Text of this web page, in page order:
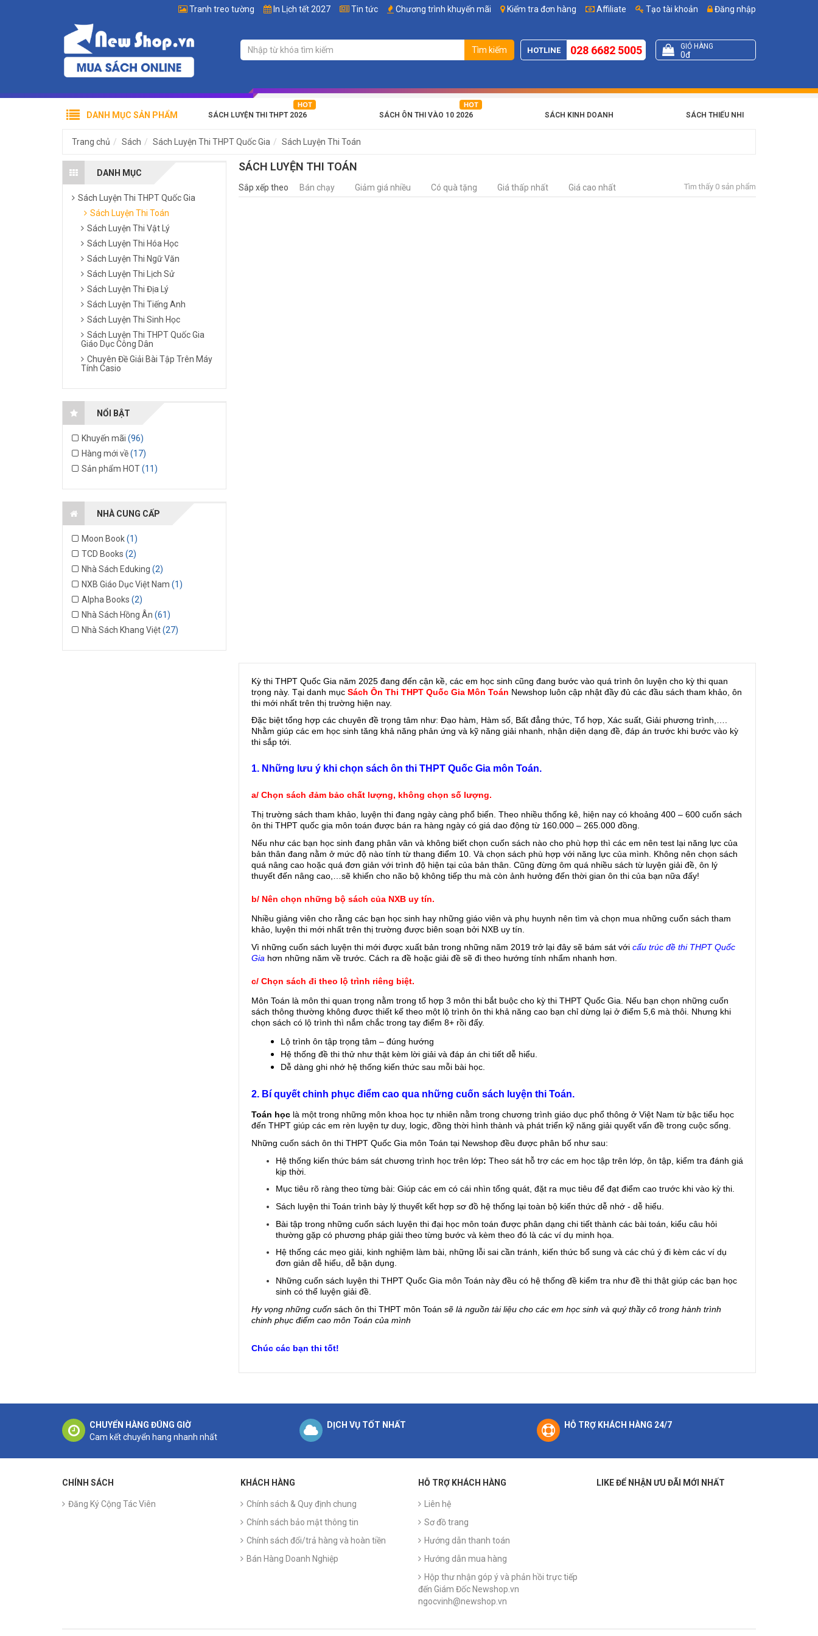
Affiliate Tạo tài khoản Đăng nhập
Tranh treo tường In Lịch tết 2027 Tin tức Chương trình khuyến mãi Kiểm tra đơn hàng
Tìm kiếm HOTLINE 028 6682 5005 GIỎ HÀNG
0đ
SÁCH LUYỆN THI THPT 2026 SÁCH ÔN THI VÀO 10 2026 SÁCH KINH DOANH SÁCH THIẾU NHI
DANH MỤC SẢN PHẨM
Trang chủ Sách Sách Luyện Thi THPT Quốc Gia Sách Luyện Thi Toán
DANH MỤC
Sách Luyện Thi THPT Quốc Gia
Sách Luyện Thi Toán
Sách Luyện Thi Vật Lý
Sách Luyện Thi Hóa Học
Sách Luyện Thi Ngữ Văn
Sách Luyện Thi Lịch Sử
Sách Luyện Thi Địa Lý
Sách Luyện Thi Tiếng Anh
Sách Luyện Thi Sinh Học
Sách Luyện Thi THPT Quốc Gia
Giáo Dục Công Dân
Chuyên Đề Giải Bài Tập Trên Máy
Tính Casio
NỔI BẬT
Khuyến mãi (96)
Hàng mới về(17)
Sản phẩm HOT(11)
NHÀ CUNG CẤP
Moon Book(1)
TCD Books (2)
Nhà Sách Eduking (2)
NXB Giáo Dục Việt Nam (1)
Alpha Books (2)
Nhà Sách Hồng Ân (61)
Nhà Sách Khang Việt(27)
SÁCH LUYỆN THI TOÁN
Sắp xếp theo Bán chạy Giảm giá nhiều Có quà tặng Giá thấp nhất Giá cao nhất Tìm thấy 0 sản phẩm
Kỳ thi THPT Quốc Gia năm 2025 đang đến cận kề, các em học sinh cũng đang bước vào quá trình ôn luyện cho kỳ thi quan
trọng này. Tại danh mục Sách Ôn Thi THPT Quốc Gia Môn Toán Newshop luôn cập nhật đầy đủ các đầu sách tham khảo, ôn
thi mới nhất trên thị trường hiện nay.
Đặc biệt tổng hợp các chuyên đề trọng tâm như: Đạo hàm, Hàm số, Bất đẳng thức, Tổ hợp, Xác suất, Giải phương trình,….
Nhằm giúp các em học sinh tăng khả năng phản ứng và kỹ năng giải nhanh, nhận diện dạng đề, đáp án trước khi bước vào kỳ
thi sắp tới.
1. Những lưu ý khi chọn sách ôn thi THPT Quốc Gia môn Toán.
a/ Chọn sách đảm bảo chất lượng, không chọn số lượng.
Thị trường sách tham khảo, luyện thi đang ngày càng phổ biến. Theo nhiều thống kê, hiện nay có khoảng 400 – 600 cuốn sách
ôn thi THPT quốc gia môn toán được bán ra hàng ngày có giá dao động từ 160.000 – 265.000 đồng.
Nếu như các bạn học sinh đang phân vân và không biết chọn cuốn sách nào cho phù hợp thì các em nên test lại năng lực của
bản thân đang nằm ở mức độ nào tính từ thang điểm 10. Và chọn sách phù hợp với năng lực của mình. Không nên chọn sách
quá nâng cao hoặc quá đơn giản với trình độ hiện tại của bản thân. Cũng đừng ôm quá nhiều sách từ luyện giải đề, ôn lý
thuyết đến nâng cao,…sẽ khiến cho não bộ không tiếp thu mà còn ảnh hưởng đến thời gian ôn thi của bạn nữa đấy!
b/ Nên chọn những bộ sách của NXB uy tín.
Nhiều giảng viên cho rằng các bạn học sinh hay những giáo viên và phụ huynh nên tìm và chọn mua những cuốn sách tham
khảo, luyện thi mới nhất trên thị trường được biên soạn bởi NXB uy tín.
Vì những cuốn sách luyện thi mới được xuất bản trong những năm 2019 trở lại đây sẽ bám sát với cấu trúc đề thi THPT Quốc
Gia hơn những năm về trước. Cách ra đề hoặc giải đề sẽ đi theo hướng tính nhẩm nhanh hơn.
c/ Chọn sách đi theo lộ trình riêng biệt.
Môn Toán là môn thi quan trọng nằm trong tổ hợp 3 môn thi bắt buộc cho kỳ thi THPT Quốc Gia. Nếu bạn chọn những cuốn
sách thông thường không được thiết kế theo một lộ trình ôn thi khả năng cao bạn chỉ dừng lại ở điểm 5,6 mà thôi. Nhưng khi
chọn sách có lộ trình thì nắm chắc trong tay điểm 8+ rồi đấy.
Lộ trình ôn tập trọng tâm – đúng hướng
Hệ thống đề thi thử như thật kèm lời giải và đáp án chi tiết dễ hiểu.
Dễ dàng ghi nhớ hệ thống kiến thức sau mỗi bài học.
2. Bí quyết chinh phục điểm cao qua những cuốn sách luyện thi Toán.
Toán học là một trong những môn khoa học tự nhiên nằm trong chương trình giáo dục phổ thông ở Việt Nam từ bậc tiểu học
đến THPT giúp các em rèn luyện tự duy, logic, đồng thời hình thành và phát triển kỹ năng giải quyết vấn đề trong cuộc sống.
Những cuốn sách ôn thi THPT Quốc Gia môn Toán tại Newshop đều được phân bố như sau:
Hệ thống kiến thức bám sát chương trình học trên lớp: Theo sát hỗ trợ các em học tập trên lớp, ôn tập, kiểm tra đánh giá
kịp thời.
Mục tiêu rõ ràng theo từng bài: Giúp các em có cái nhìn tổng quát, đặt ra mục tiêu để đạt điểm cao trước khi vào kỳ thi.
Sách luyện thi Toán trình bày lý thuyết kết hợp sơ đồ hệ thống lại toàn bộ kiến thức dễ nhớ - dễ hiểu.
Bài tập trong những cuốn sách luyện thi đại học môn toán được phân dạng chi tiết thành các bài toán, kiểu câu hỏi
thường gặp có phương pháp giải theo từng bước và kèm theo đó là các ví dụ minh họa.
Hệ thống các mẹo giải, kinh nghiệm làm bài, những lỗi sai cần tránh, kiến thức bổ sung và các chú ý đi kèm các ví dụ
đơn giản dễ hiểu, dễ bận dụng.
Những cuốn sách luyện thi THPT Quốc Gia môn Toán này đều có hệ thống đề kiểm tra như đề thi thật giúp các bạn học
sinh có thể luyện giải đề.
Hy vọng những cuốn sách ôn thi THPT môn Toán sẽ là nguồn tài liệu cho các em học sinh và quý thầy cô trong hành trình
chinh phục điểm cao môn Toán của mình
Chúc các bạn thi tốt!
CHUYỂN HÀNG ĐÚNG GIỜ
Cam kết chuyển hang nhanh nhất
DỊCH VỤ TỐT NHẤT HỖ TRỢ KHÁCH HÀNG 24/7
CHÍNH SÁCH
Đăng Ký Cộng Tác Viên
KHÁCH HÀNG
Chính sách & Quy định chung
Chính sách bảo mật thông tin
Chính sách đổi/trả hàng và hoàn tiền
Bán Hàng Doanh Nghiệp
HỖ TRỢ KHÁCH HÀNG
Liên hệ
Sơ đồ trang
Hướng dẫn thanh toán
Hướng dẫn mua hàng
Hộp thư nhận góp ý và phản hồi trực tiếp
đến Giám Đốc Newshop.vn
ngocvinh@newshop.vn
LIKE ĐỂ NHẬN ƯU ĐÃI MỚI NHẤT